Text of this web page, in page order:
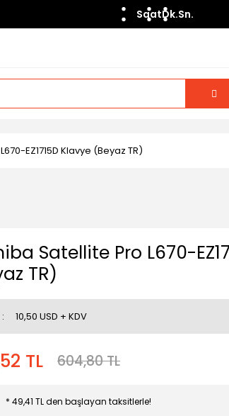
SaatDk.Sn.
EZ1715D Klavye (Beyaz TR)
Satellite Pro L670-
TR)
10,50 USD + KDV
TL 604,80 TL
* 49,41 TL den başlayan taksitlerle!